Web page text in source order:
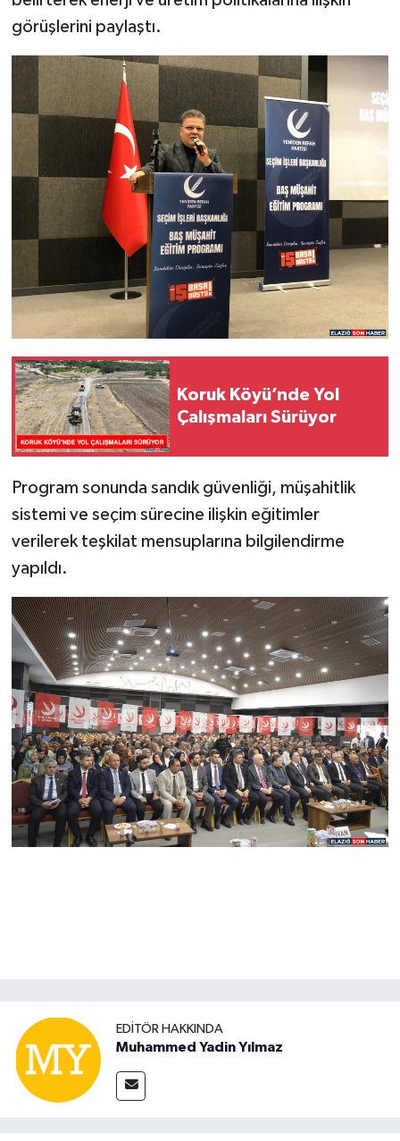
görüşlerini paylaştı.
Koruk Köyü’nde Yol
Çalışmaları Sürüyor
Program sonunda sandık güvenliği, müşahitlik
sistemi ve seçim sürecine ilişkin eğitimler
verilerek teşkilat mensuplarına bilgilendirme
yapıldı.
EDITÖR HAKKINDA
Muhammed Yadin Yılmaz